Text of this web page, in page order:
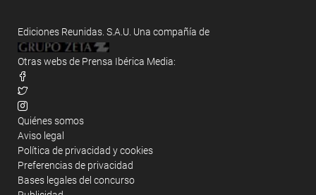
Ediciones Reunidas. S.A.U. Una compañía de
Otras webs de Prensa Ibérica Media:
Quiénes somos
Aviso legal
Política de privacidad y cookies
Preferencias de privacidad
Bases legales del concurso